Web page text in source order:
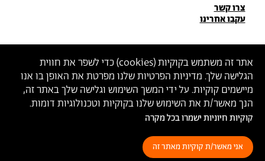
אתר זה משתמש בקוקיות (cookies) כדי לשפר את חווית
הגלישה שלך. מדיניות הפרטיות שלנו מפרטת את האופן בו אנו
מיישמים קוקיות. על ידי המשך השימוש וגלישה שלך באתר זה,
הנך מאשר/ת את השימוש שלנו בקוקיות וטכנולוגיות דומות.
קוקיות חיוניות ישמרו בכל מקרה
אני מאשר/ת קוקיות מאתר זה
פרטי
יצירת
קשר
צרו קשר
עקבו אחרינו
הצטרפו לניוזלטר שלנו
הכניסו כתובת מייל
ההצטרפות מהווה הסכמה למדיניות הפרטיות ול תנאי השימוש של בצלאל
הצהרת נגישות מדיניות פרטיות